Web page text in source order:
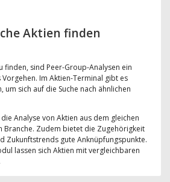
Aktien finden
finden, sind Peer-Group-Analysen ein
Im Aktien-Terminal gibt es
um sich auf die Suche nach ähnlichen
Analyse von Aktien aus dem gleichen
Branche. Zudem bietet die Zugehörigkeit
Zukunftstrends gute Anknüpfungspunkte.
lassen sich Aktien mit vergleichbaren